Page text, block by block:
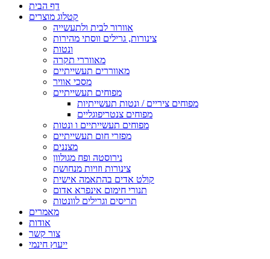
דף הבית
קטלוג מוצרים
אוורור לבית ולתעשייה
צינורות, גרילים ווסתי מהירות
ונטות
מאווררי תקרה
מאווררים תעשייתיים
מסכי אוויר
מפוחים תעשייתיים
מפוחים ציריים / ונטות תעשייתיות
מפוחים צנטריפוגליים
מפוחים תעשייתיים ו ונטות
מפזרי חום תעשייתיים
מצננים
נירוסטה ופח מגולוון
צינורות וזויות מנחושת
קולט אדים בהתאמה אישית
תנורי חימום אינפרא אדום
תריסים וגרילים לוונטות
מאמרים
אודות
צור קשר
ייעוץ חינמי